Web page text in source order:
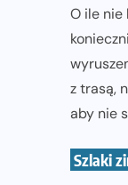
O ile nie
z trasą,
aby nie
Szlaki